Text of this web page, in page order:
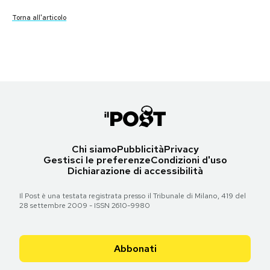
PODCAST
Newsletter
Torna all'articolo
Torna all'articolo
Torna all'articolo
Festa della Repubblica - 2008
Chi siamoPubblicitàPrivacy
Gestisci le preferenzeCondizioni d'uso
Dichiarazione di accessibilità
Il Post è una testata registrata presso il Tribunale di Milano, 419 del
28 settembre 2009 - ISSN 2610-9980
Abbonati